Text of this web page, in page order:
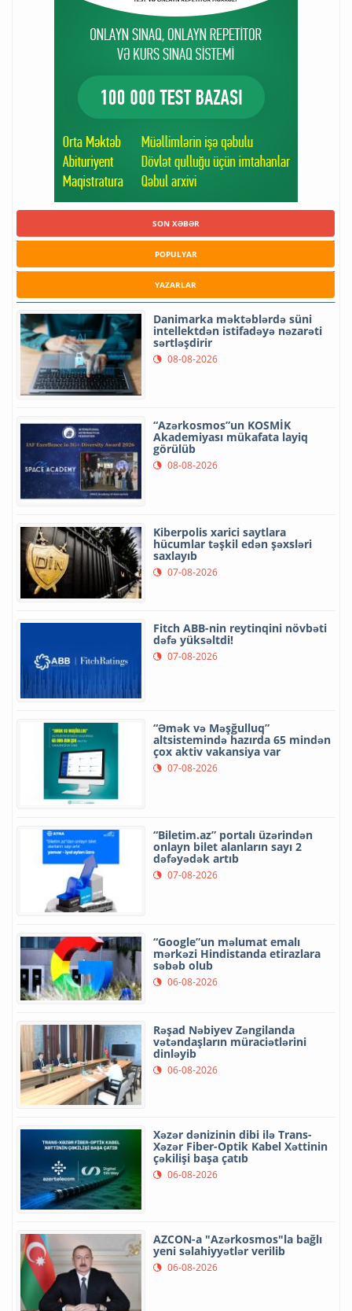
SON XƏBƏR
POPULYAR
YAZARLAR
Danimarka məktəblərdə süni
intellektdən istifadəyə nəzarəti
sərtləşdirir
08-08-2026
“Azərkosmos”un KOSMİK
Akademiyası mükafata layiq
görülüb
08-08-2026
Kiberpolis xarici saytlara
hücumlar təşkil edən şəxsləri
saxlayıb
07-08-2026
Fitch ABB-nin reytinqini növbəti
dəfə yüksəltdi!
07-08-2026
“Əmək və Məşğulluq”
altsistemində hazırda 65 mindən
çox aktiv vakansiya var
07-08-2026
“Biletim.az” portalı üzərindən
onlayn bilet alanların sayı 2
dəfəyədək artıb
07-08-2026
“Google”un məlumat emalı
mərkəzi Hindistanda etirazlara
səbəb olub
06-08-2026
Rəşad Nəbiyev Zəngilanda
vətəndaşların müraciətlərini
dinləyib
06-08-2026
Xəzər dənizinin dibi ilə Trans-
Xəzər Fiber-Optik Kabel Xəttinin
çəkilişi başa çatıb
06-08-2026
AZCON-a "Azərkosmos"la bağlı
yeni səlahiyyətlər verilib
06-08-2026